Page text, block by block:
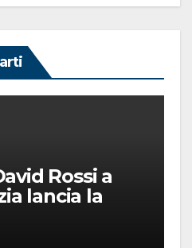
Rossi a
lancia la